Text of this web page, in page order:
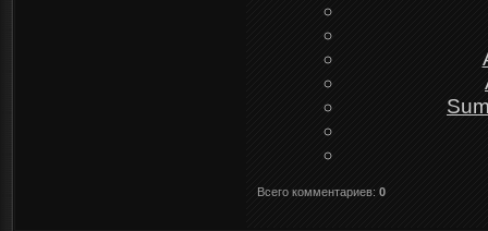
Всего комментариев: 0